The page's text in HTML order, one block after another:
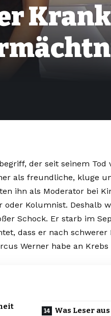
der seit seinem Tod
als freundliche, kluge
ihn als Moderator bei
oder Kolumnist. Deshalb
Schock. Er starb im
dass er nach schwerer
Werner habe an Krebs
Was Leser